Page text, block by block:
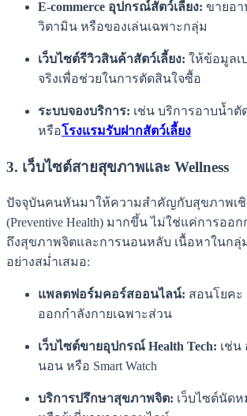
E-commerce อุปกรณ์สัตว์เลี้ยง: ขายอา
วิตามิน หรือของเล่นเฉพาะกลุ่ม
เว็บไซต์รีวิวสินค้าสัตว์เลี้ยง: ให้ข้อมูลเ
จริงเพื่อช่วยในการตัดสินใจซื้อ
ระบบจองบริการ: เช่น บริการอาบน้ำตั
หรือโรงแรมรับฝากสัตว์เลี้ยง
3. เว็บไซต์สายสุขภาพและ Wellness
ปัจจุบันคนหันมาให้ความสำคัญกับสุขภาพเชิ
(Preventive Health) มากขึ้น ไม่ใช่แค่การออ
ถึงสุขภาพจิตและการนอนหลับ เนื้อหาในก
อย่างสม่ำเสมอ:
แพลตฟอร์มคอร์สออนไลน์: สอนโยคะ
ออกกำลังกายเฉพาะส่วน
เว็บไซต์ขายอุปกรณ์ Health Tech: เช่น
นอน หรือ Smart Watch
บริการปรึกษาสุขภาพจิต: เว็บไซต์นัด